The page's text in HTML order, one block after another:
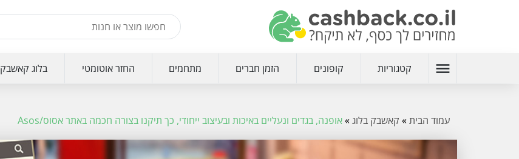
menu קטגוריות קופונים הזמן חברים מתחמים החזר אוטומטי בלוג קאשבק
עמוד הבית» קאשבק בלוג»אופנה, בגדים ונעליים באיכות ובעיצוב ייחודי, כך תיקנו בצורה חכמה באתר אסוס/Asos